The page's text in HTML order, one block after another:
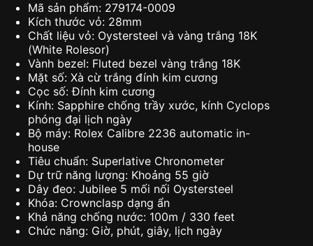
Mã sản phẩm: 279174-0009
Kích thước vỏ: 28mm
Chất liệu vỏ: Oystersteel và vàng trắng 18K
(White Rolesor)
Vành bezel: Fluted bezel vàng trắng 18K
Mặt số: Xà cừ trắng đính kim cương
Cọc số: Đính kim cương
Kính: Sapphire chống trầy xước, kính Cyclops
phóng đại lịch ngày
Bộ máy: Rolex Calibre 2236 automatic in-
house
Tiêu chuẩn: Superlative Chronometer
Dự trữ năng lượng: Khoảng 55 giờ
Dây đeo: Jubilee 5 mối nối Oystersteel
Khóa: Crownclasp dạng ẩn
Khả năng chống nước: 100m / 330 feet
Chức năng: Giờ, phút, giây, lịch ngày